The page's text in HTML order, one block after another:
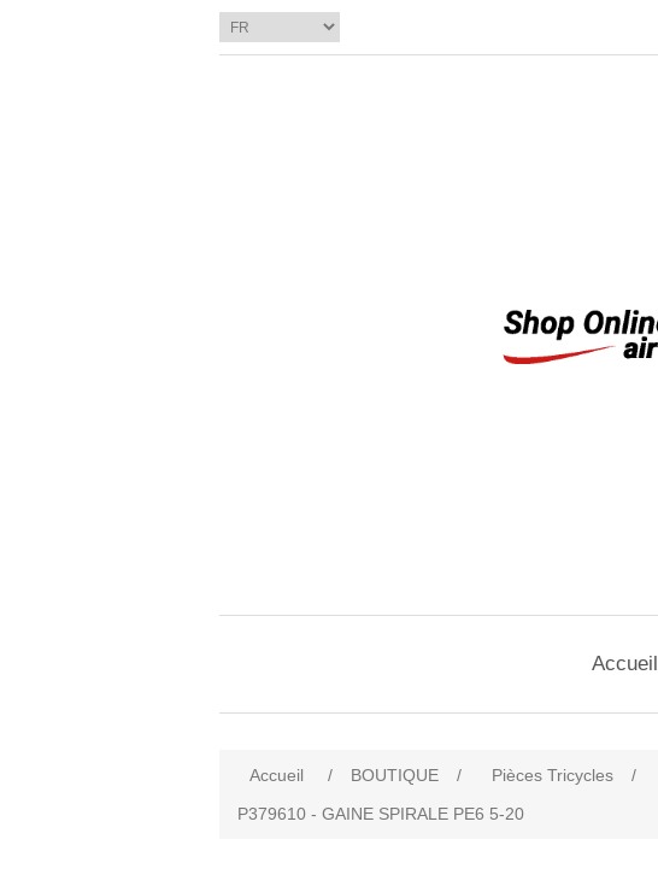
Accueil
Accueil / BOUTIQUE / Pièces Tricycles /
P379610 - GAINE SPIRALE PE6 5-20